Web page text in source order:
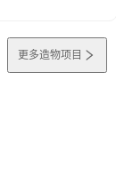
更多造物项目